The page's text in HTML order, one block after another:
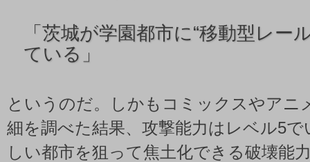
「 茨城が学園都市に“移動型レー
ている」
というのだ。しかもコミックスやアニ
細を調べた結果、攻撃能力はレベル5
しい都市を狙って焦土化できる破壊能